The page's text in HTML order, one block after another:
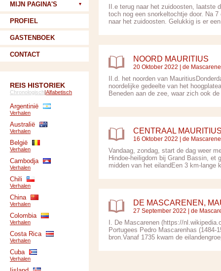
II.e terug naar het zuidoosten, laatste
toch nog een snorkeltochtje door. Na
naar het zuidoosten. Gelukkig is er
NOORD MAURITIUS
20 Oktober 2022 | de
II.d. het noorden van
noordelijke gedeelte van het
Beneden aan de zee, waar zich ook
CENTRAAL
16 Oktober 2022 | de
Vandaag, zondag, start de dag weer
Hindoe-heiligdom bij Grand Bassin, et
midden van het eilandEen 3 km-lange
DE MASCARENEN,
27 September 2022 | de
I. De Mascarenen (https://
Portugees Pedro Mascarenhas
bron.Vanaf 1735 kwam de
MIJN PAGINA'S
PROFIEL
GASTENBOEK
CONTACT
REIS HISTORIEK
Chronologisch|Alfabetisch
Argentinië
Verhalen
Australië
Verhalen
België
Verhalen
Cambodja
Verhalen
Chili
Verhalen
China
Verhalen
Colombia
Verhalen
Costa Rica
Verhalen
Cuba
Verhalen